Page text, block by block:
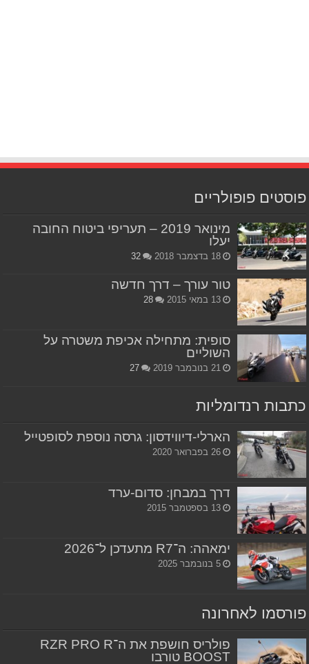
פוסטים פופולריים
מינואר 2019 – תעריפי ביטוח החובה
יעלו
18 בדצמבר 2018 32
טור עורך – דרך חדשה
13 במאי 2015 28
סופית: מתחילה אכיפת משטרה על
השוליים
21 בנובמבר 2019 27
כתבות רנדומליות
הארלי-דיווידסון: גרסה נוספת לסופטייל
26 בפברואר 2020
דרך במבחן: סדום-ערד
13 בספטמבר 2015
ימאהה: ה־R7 מתעדכן ל־2026
5 בנובמבר 2025
פורסמו לאחרונה
פולריס חושפת את ה־RZR PRO R
BOOST טורבו